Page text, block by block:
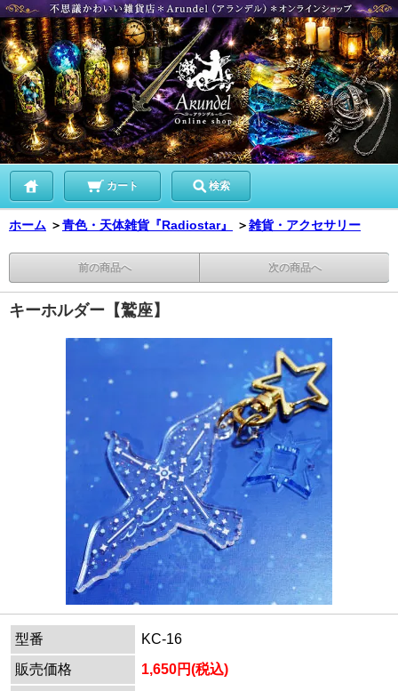
カート 検索
ホーム ＞青色・天体雑貨『Radiostar』 ＞雑貨・アクセサリー
前の商品へ 次の商品へ
キーホルダー【鷲座】
型番
KC-16
販売価格
1,650円(税込)